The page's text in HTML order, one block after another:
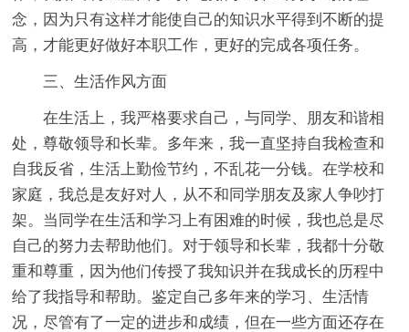
念，因为只有这样才能使自己的知识水平得到不断的提
高，才能更好做好本职工作，更好的完成各项任务。
三、生活作风方面
在生活上，我严格要求自己，与同学、朋友和谐相
处，尊敬领导和长辈。多年来，我一直坚持自我检查和
自我反省，生活上勤俭节约，不乱花一分钱。在学校和
家庭，我总是友好对人，从不和同学朋友及家人争吵打
架。当同学在生活和学习上有困难的时候，我也总是尽
自己的努力去帮助他们。对于领导和长辈，我都十分敬
重和尊重，因为他们传授了我知识并在我成长的历程中
给了我指导和帮助。鉴定自己多年来的学习、生活情
况，尽管有了一定的进步和成绩，但在一些方面还存在